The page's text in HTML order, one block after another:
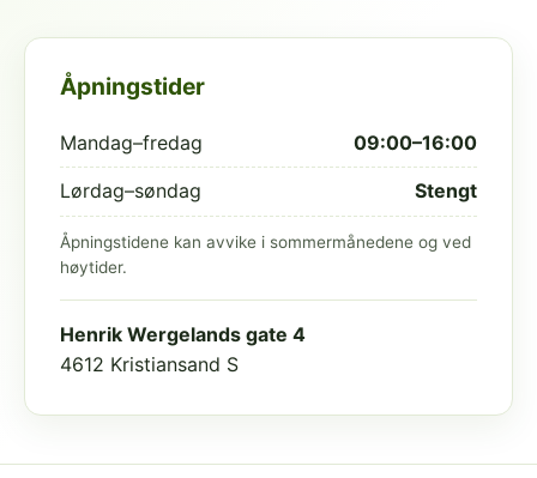
Åpningstider
Mandag–fredag 09:00–16:00
Lørdag–søndag Stengt
Åpningstidene kan avvike i sommermånedene og ved
høytider.
Henrik Wergelands gate 4
4612 Kristiansand S